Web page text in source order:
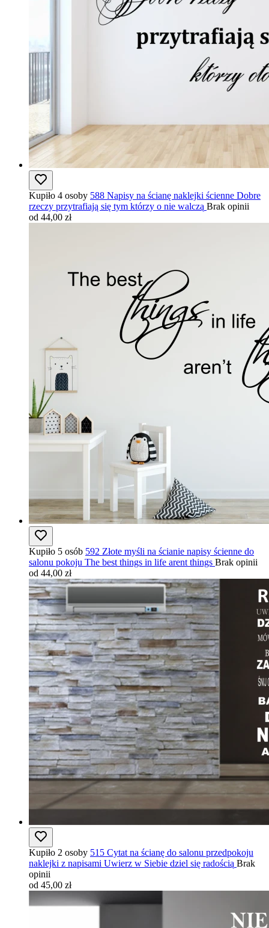
Kupiło 4 osoby 588 Napisy na ścianę naklejki ścienne Dobre
rzeczy przytrafiają się tym którzy o nie walczą Brak opinii
od 44,00 zł
Kupiło 5 osób 592 Złote myśli na ścianie napisy ścienne do
salonu pokoju The best things in life arent things Brak opinii
od 44,00 zł
Kupiło 2 osoby 515 Cytat na ścianę do salonu przedpokoju
naklejki z napisami Uwierz w Siebie dziel się radością Brak
opinii
od 45,00 zł